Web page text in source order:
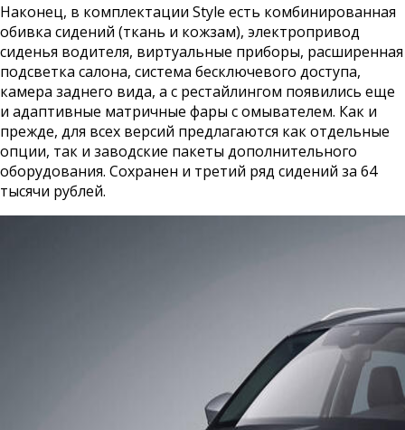
Наконец, в комплектации Style есть комбинированная
обивка сидений (ткань и кожзам), электропривод
сиденья водителя, виртуальные приборы, расширенная
подсветка салона, система бесключевого доступа,
камера заднего вида, а с рестайлингом появились еще
и адаптивные матричные фары с омывателем. Как и
прежде, для всех версий предлагаются как отдельные
опции, так и заводские пакеты дополнительного
оборудования. Сохранен и третий ряд сидений за 64
тысячи рублей.